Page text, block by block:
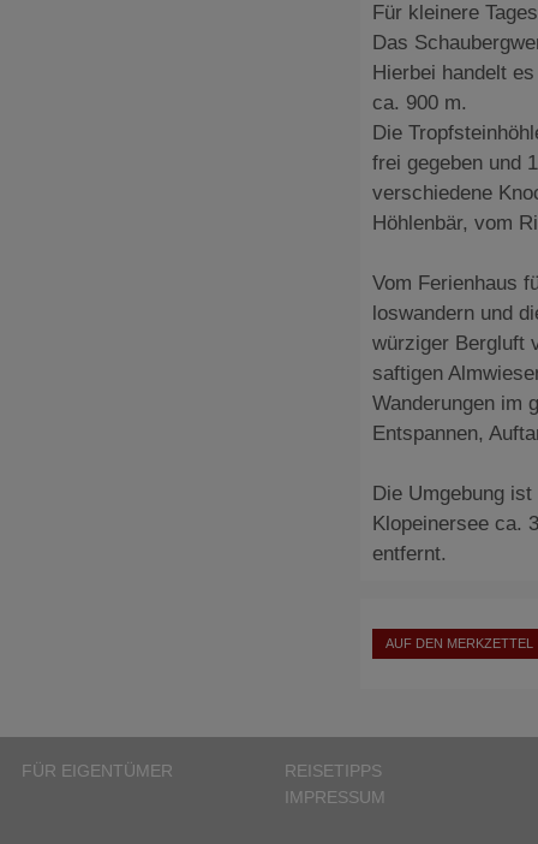
Für kleinere
Das
Hierbei handelt
ca. 900 m.
Die
frei gegeben und
verschiedene
Höhlenbär, vom
Vom Ferienhaus
loswandern und
würziger Bergluft
saftigen
Wanderungen im
Entspannen,
Die Umgebung
Klopeinersee ca.
entfernt.
AUF DEN MERKZETTEL
FÜR EIGENTÜMER
REISETIPPS
IMPRESSUM